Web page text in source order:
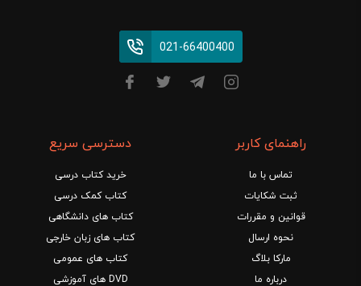
021-66400400
راهنمای کاربر
تماس با ما
ثبت شکایات
قوانین و مقررات
نحوه ارسال
مارکا بلاگ
درباره ما
دسترسی سریع
خرید کتاب درسی
کتاب کمک درسی
کتاب های دانشگاهی
کتاب های زبان خارجی
کتاب های عمومی
DVD های آموزشی